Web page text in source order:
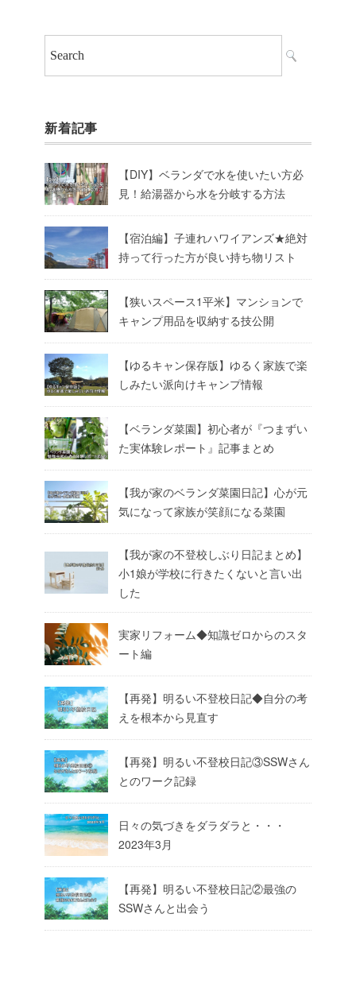
新着記事
【DIY】ベランダで水を使いたい方必
見！給湯器から水を分岐する方法
【宿泊編】子連れハワイアンズ★絶対
持って行った方が良い持ち物リスト
【狭いスペース1平米】マンションで
キャンプ用品を収納する技公開
【ゆるキャン保存版】ゆるく家族で楽
しみたい派向けキャンプ情報
【ベランダ菜園】初心者が『つまずい
た実体験レポート』記事まとめ
【我が家のベランダ菜園日記】心が元
気になって家族が笑顔になる菜園
【我が家の不登校しぶり日記まとめ】
小1娘が学校に行きたくないと言い出
した
実家リフォーム◆知識ゼロからのスタ
ート編
【再発】明るい不登校日記◆自分の考
えを根本から見直す
【再発】明るい不登校日記③SSWさん
とのワーク記録
日々の気づきをダラダラと・・・
2023年3月
【再発】明るい不登校日記②最強の
SSWさんと出会う